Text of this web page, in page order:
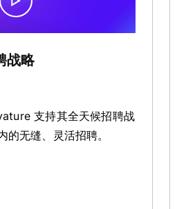
战略
支持其全天候招聘战
的无缝、灵活招聘。